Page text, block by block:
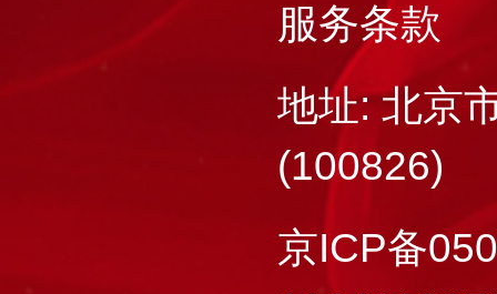
服务条款
地址: 北京
(100826)
京ICP备